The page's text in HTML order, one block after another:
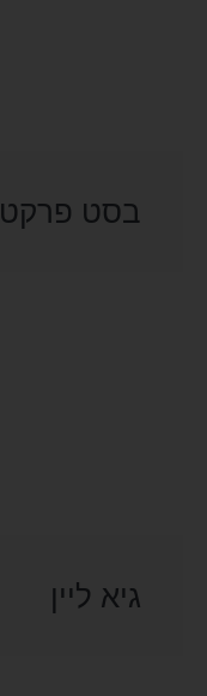
בסט פרקט
גיא ליין